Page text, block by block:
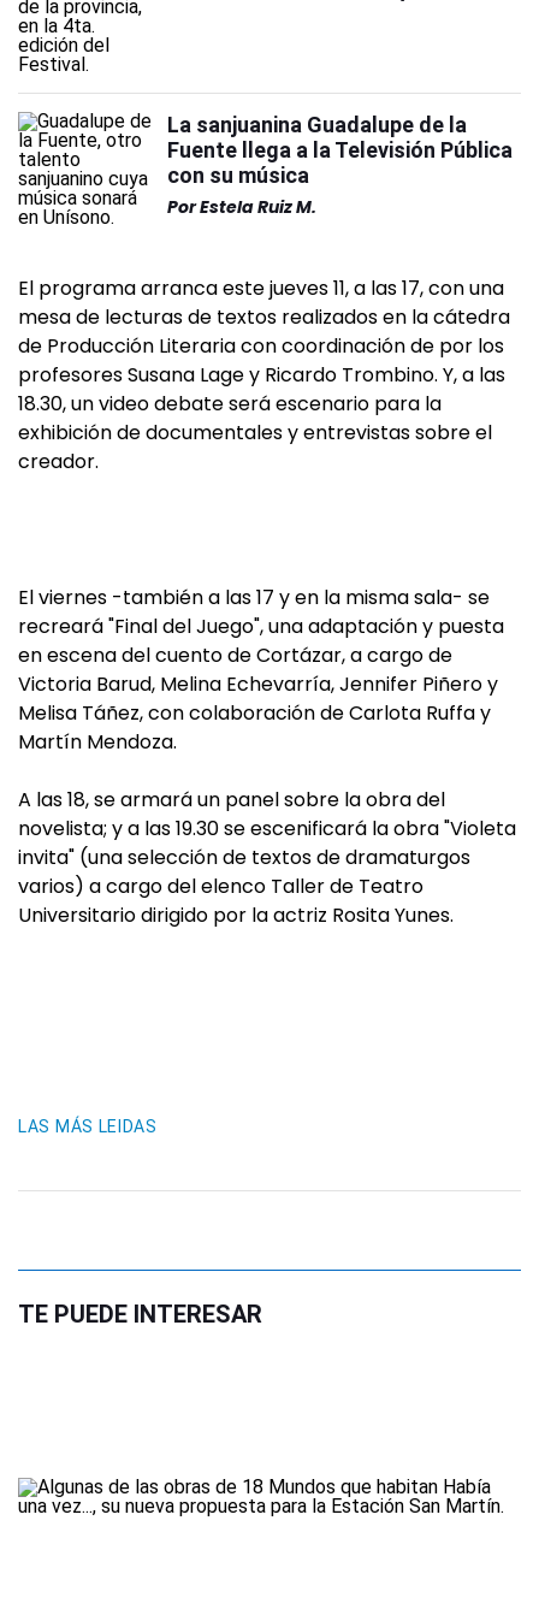
La sanjuanina Guadalupe de la
Fuente llega a la Televisión Pública
con su música
PorEstela Ruiz M.
El programa arranca este jueves 11, a las 17, con una
mesa de lecturas de textos realizados en la cátedra
de Producción Literaria con coordinación de por los
profesores Susana Lage y Ricardo Trombino. Y, a las
18.30, un video debate será escenario para la
exhibición de documentales y entrevistas sobre el
creador.
El viernes -también a las 17 y en la misma sala- se
recreará "Final del Juego", una adaptación y puesta
en escena del cuento de Cortázar, a cargo de
Victoria Barud, Melina Echevarría, Jennifer Piñero y
Melisa Táñez, con colaboración de Carlota Ruffa y
Martín Mendoza.
A las 18, se armará un panel sobre la obra del
novelista; y a las 19.30 se escenificará la obra "Violeta
invita" (una selección de textos de dramaturgos
varios) a cargo del elenco Taller de Teatro
Universitario dirigido por la actriz Rosita Yunes.
LAS MÁS LEIDAS
TE PUEDE INTERESAR